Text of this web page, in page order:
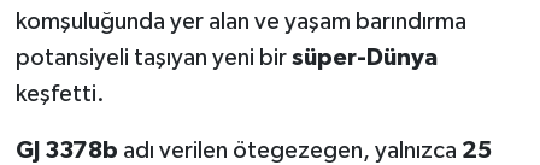
komşuluğunda yer alan ve yaşam barındırma
potansiyeli taşıyan yeni bir süper-Dünya
keşfetti.
GJ 3378b adı verilen ötegezegen, yalnızca 25